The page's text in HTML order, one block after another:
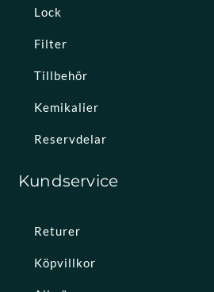
Lock
Filter
Tillbehör
Kemikalier
Reservdelar
Kundservice
Returer
Köpvillkor